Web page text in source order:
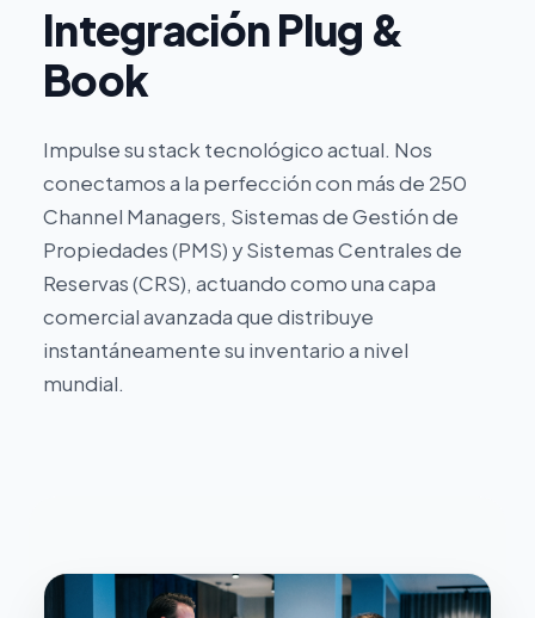
Integración Plug &
Book
Impulse su stack tecnológico actual. Nos
conectamos a la perfección con más de 250
Channel Managers, Sistemas de Gestión de
Propiedades (PMS) y Sistemas Centrales de
Reservas (CRS), actuando como una capa
comercial avanzada que distribuye
instantáneamente su inventario a nivel
mundial.